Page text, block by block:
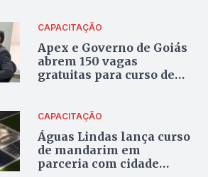
CAPACITAÇÃO
Apex e Governo de Goiás
abrem 150 vagas
gratuitas para curso de
CAPACITAÇÃO
Águas Lindas lança curso
de mandarim em
parceria com cidade